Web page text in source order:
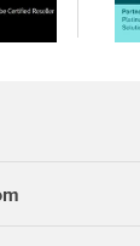
и
и